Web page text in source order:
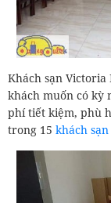
Khách sạn Victoria
khách muốn có kỳ
phí tiết kiệm, phù
trong 15 khách sạn